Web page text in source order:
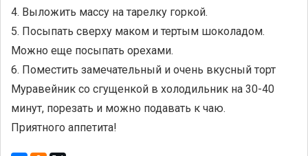
4. Выложить массу на тарелку горкой.
5. Посыпать сверху маком и тертым шоколадом.
Можно еще посыпать орехами.
6. Поместить замечательный и очень вкусный торт
Муравейник со сгущенкой в холодильник на 30-40
минут, порезать и можно подавать к чаю.
Приятного аппетита!